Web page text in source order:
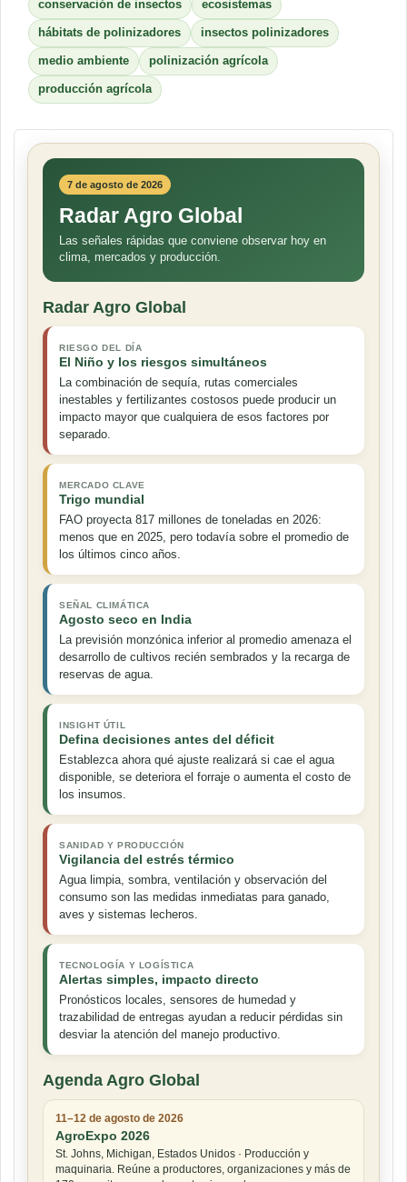
conservación de insectos ecosistemas
hábitats de polinizadores insectos polinizadores
medio ambiente polinización agrícola
producción agrícola
7 de agosto de 2026
Radar Agro Global
Las señales rápidas que conviene observar hoy en
clima, mercados y producción.
Radar Agro Global
RIESGO DEL DÍA
El Niño y los riesgos simultáneos
La combinación de sequía, rutas comerciales
inestables y fertilizantes costosos puede producir un
impacto mayor que cualquiera de esos factores por
separado.
MERCADO CLAVE
Trigo mundial
FAO proyecta 817 millones de toneladas en 2026:
menos que en 2025, pero todavía sobre el promedio de
los últimos cinco años.
SEÑAL CLIMÁTICA
Agosto seco en India
La previsión monzónica inferior al promedio amenaza el
desarrollo de cultivos recién sembrados y la recarga de
reservas de agua.
INSIGHT ÚTIL
Defina decisiones antes del déficit
Establezca ahora qué ajuste realizará si cae el agua
disponible, se deteriora el forraje o aumenta el costo de
los insumos.
SANIDAD Y PRODUCCIÓN
Vigilancia del estrés térmico
Agua limpia, sombra, ventilación y observación del
consumo son las medidas inmediatas para ganado,
aves y sistemas lecheros.
TECNOLOGÍA Y LOGÍSTICA
Alertas simples, impacto directo
Pronósticos locales, sensores de humedad y
trazabilidad de entregas ayudan a reducir pérdidas sin
desviar la atención del manejo productivo.
Agenda Agro Global
11–12 de agosto de 2026
AgroExpo 2026
St. Johns, Michigan, Estados Unidos · Producción y
maquinaria. Reúne a productores, organizaciones y más de